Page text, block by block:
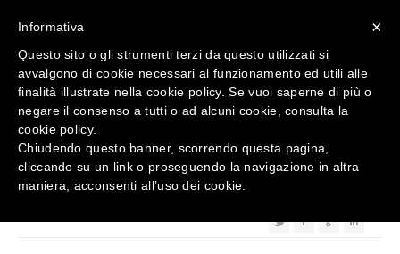
12 Feb 2016 IMG-20151228-WA0004
×
Informativa
Questo sito o gli strumenti terzi da questo utilizzati si
avvalgono di cookie necessari al funzionamento ed utili alle
finalità illustrate nella cookie policy. Se vuoi saperne di più o
negare il consenso a tutti o ad alcuni cookie, consulta la
cookie policy.
Chiudendo questo banner, scorrendo questa pagina,
cliccando su un link o proseguendo la navigazione in altra
maniera, acconsenti all’uso dei cookie.